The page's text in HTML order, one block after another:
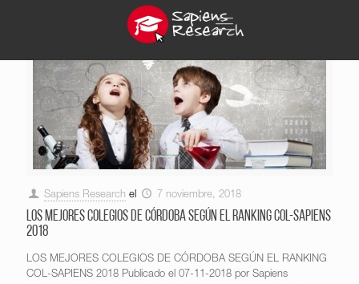
Sapiens Research el 7 noviembre, 2018
LOS MEJORES COLEGIOS DE CÓRDOBA SEGÚN EL RANKING COL-SAPIENS
2018
LOS MEJORES COLEGIOS DE CÓRDOBA SEGÚN EL RANKING
COL-SAPIENS 2018 Publicado el 07-11-2018 por Sapiens